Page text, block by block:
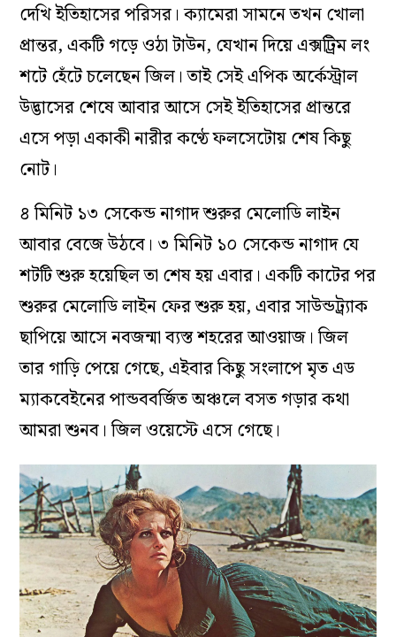
দেখি ইতিহাসের পরিসর। ক্যামেরা সামনে তখন খোলা
প্রান্তর, একটি গড়ে ওঠা টাউন, যেখান দিয়ে এক্সট্রিম লং
শটে হেঁটে চলেছেন জিল। তাই সেই এপিক অর্কেস্ট্রাল
উদ্ভাসের শেষে আবার আসে সেই ইতিহাসের প্রান্তরে
এসে পড়া একাকী নারীর কণ্ঠে ফলসেটোয় শেষ কিছু
নোট।
৪ মিনিট ১৩ সেকেন্ড নাগাদ শুরুর মেলোডি লাইন
আবার বেজে উঠবে। ৩ মিনিট ১০ সেকেন্ড নাগাদ যে
শটটি শুরু হয়েছিল তা শেষ হয় এবার। একটি কাটের পর
শুরুর মেলোডি লাইন ফের শুরু হয়, এবার সাউন্ডট্র্যাক
ছাপিয়ে আসে নবজন্মা ব্যস্ত শহরের আওয়াজ। জিল
তার গাড়ি পেয়ে গেছে, এইবার কিছু সংলাপে মৃত এড
ম্যাকবেইনের পান্ডববর্জিত অঞ্চলে বসত গড়ার কথা
আমরা শুনব। জিল ওয়েস্টে এসে গেছে।